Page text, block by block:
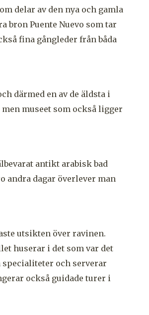
delar av den nya och gamla
bron Puente Nuevo som tar
fina gångleder från båda
därmed en av de äldsta i
museet som också ligger
antikt arabisk bad
andra dagar överlever man
utsikten över ravinen.
huserar i det som var det
specialiteter och serverar
också guidade turer i